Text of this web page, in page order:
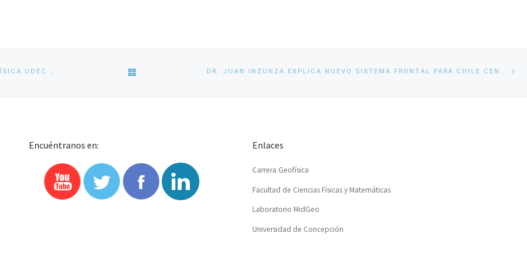
TORMENTAS Y RÍOS ATMOSFÉRICOS: LOS AVANCES DE GEOFÍSICA UDEC EN MONITOREO METEOROLÓGICO
DE
DR. JUAN INZUNZA EXPLICA NUEVO SISTEMA FRONTAL PARA CHILE CENTRAL
Encuéntranos en: Enlaces
Carrera Geofísica
Facultad de Ciencias Físicas y Matemáticas
Laboratorio MidGeo
Universidad de Concepción